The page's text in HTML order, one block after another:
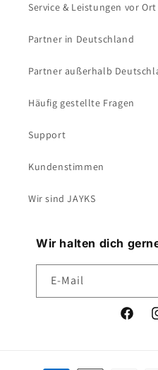
Service & Leistungen vor Ort
Partner in Deutschland
Partner außerhalb
Häufig gestellte Fragen
Support
Kundenstimmen
Wir sind JAYKS
Wir halten dich
E-Mail